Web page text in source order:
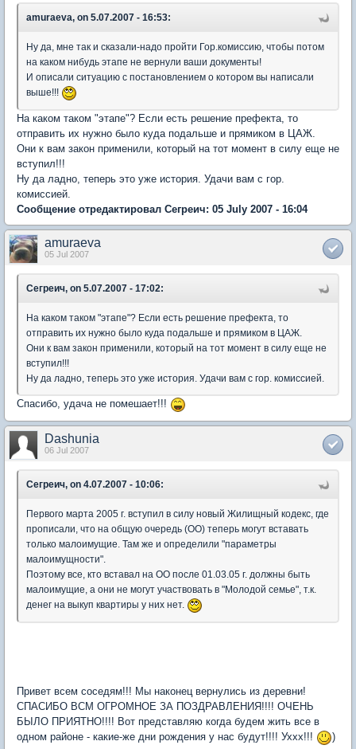
amuraeva, on 5.07.2007 - 16:53:
Ну да, мне так и сказали-надо пройти Гор.комиссию, чтобы потом
на каком нибудь этапе не вернули ваши документы!
И описали ситуацию с постановлением о котором вы написали
выше!!!
На каком таком "этапе"? Если есть решение префекта, то
отправить их нужно было куда подальше и прямиком в ЦАЖ.
Они к вам закон применили, который на тот момент в силу еще не
вступил!!!
Ну да ладно, теперь это уже история. Удачи вам с гор.
комиссией.
Сообщение отредактировал Сегреич: 05 July 2007 - 16:04
amuraeva
05 Jul 2007
Сегреич, on 5.07.2007 - 17:02:
На каком таком "этапе"? Если есть решение префекта, то
отправить их нужно было куда подальше и прямиком в ЦАЖ.
Они к вам закон применили, который на тот момент в силу еще не
вступил!!!
Ну да ладно, теперь это уже история. Удачи вам с гор. комиссией.
Спасибо, удача не помешает!!!
Dashunia
06 Jul 2007
Сегреич, on 4.07.2007 - 10:06:
Первого марта 2005 г. вступил в силу новый Жилищный кодекс, где
прописали, что на общую очередь (ОО) теперь могут вставать
только малоимущие. Там же и определили "параметры
малоимущности".
Поэтому все, кто вставал на ОО после 01.03.05 г. должны быть
малоимущие, а они не могут участвовать в "Молодой семье", т.к.
денег на выкуп квартиры у них нет.
Привет всем соседям!!! Мы наконец вернулись из деревни!
СПАСИБО ВСМ ОГРОМНОЕ ЗА ПОЗДРАВЛЕНИЯ!!!! ОЧЕНЬ
БЫЛО ПРИЯТНО!!!! Вот представляю когда будем жить все в
одном районе - какие-же дни рождения у нас будут!!!! Уххх!!!
)